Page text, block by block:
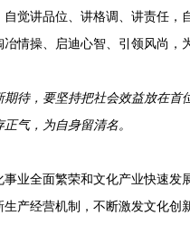
觉讲品位、讲格调、讲责任
情操、启迪心智、引领风尚，
待，要坚持把社会效益放在
气，为自身留清名。
全面繁荣和文化产业快速发
产经营机制，不断激发文化